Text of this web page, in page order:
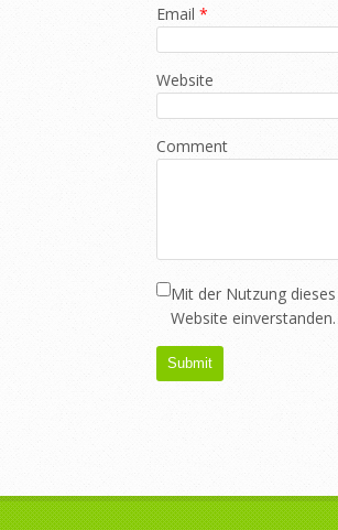
Email *
Website
Comment
Mit der Nutzung
Website einverstanden.